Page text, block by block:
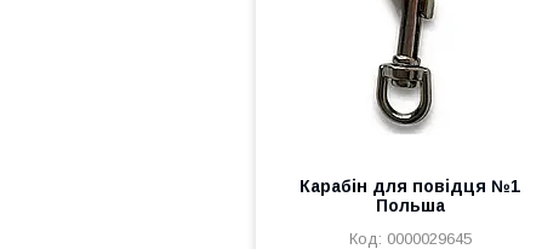
Карабін для повідця №1
Польша
0000029645